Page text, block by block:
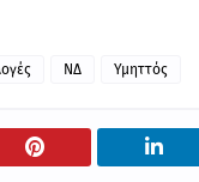
ΝΔ Υμηττός